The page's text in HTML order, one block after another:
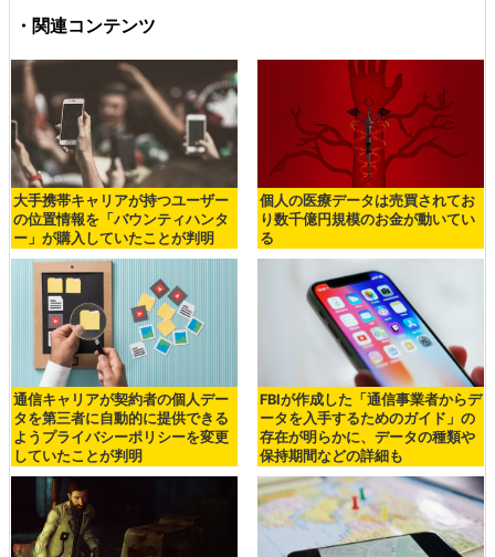
・関連コンテンツ
大手携帯キャリアが持つユーザー
の位置情報を「バウンティハンタ
ー」が購入していたことが判明
個人の医療データは売買されてお
り数千億円規模のお金が動いてい
る
通信キャリアが契約者の個人デー
タを第三者に自動的に提供できる
ようプライバシーポリシーを変更
していたことが判明
FBIが作成した「通信事業者からデ
ータを入手するためのガイド」の
存在が明らかに、データの種類や
保持期間などの詳細も